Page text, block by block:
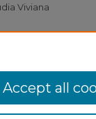
Viviana
Accept all